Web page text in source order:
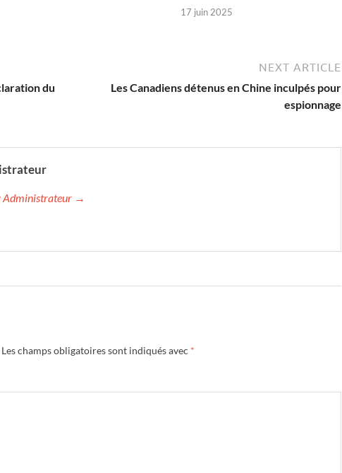
17 juin 2025
du
NEXT ARTICLE
Les Canadiens détenus en Chine inculpés pour
espionnage
Administrateur →
Les champs obligatoires sont indiqués avec *